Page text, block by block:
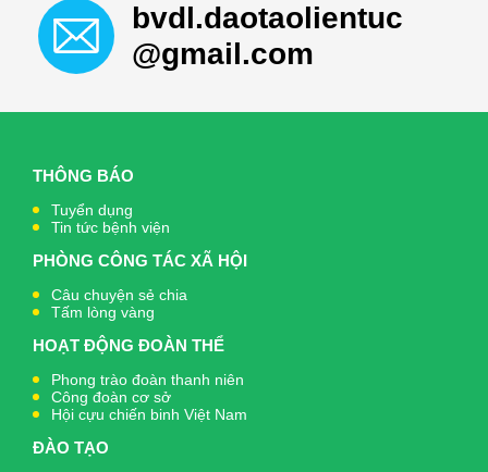
bvdl.daotaolientuc
@gmail.com
THÔNG BÁO
Tuyển dụng
Tin tức bệnh viện
PHÒNG CÔNG TÁC XÃ HỘI
Câu chuyện sẻ chia
Tấm lòng vàng
HOẠT ĐỘNG ĐOÀN THỂ
Phong trào đoàn thanh niên
Công đoàn cơ sở
Hội cựu chiến binh Việt Nam
ĐÀO TẠO